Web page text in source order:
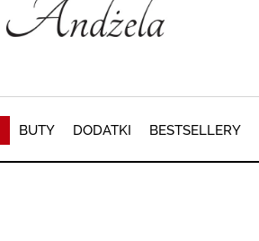
BUTY DODATKI BESTSELLERY